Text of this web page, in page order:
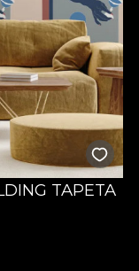
TAPETA